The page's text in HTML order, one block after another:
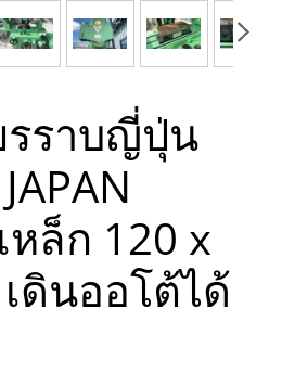
รราบญี่ปุ่น
ล็ก 120 x
ดินออโต้ได้